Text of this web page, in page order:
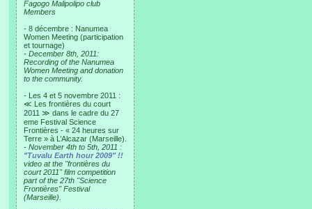
Fagogo Malipolipo club
Members
- 8 décembre : Nanumea
Women Meeting (participation
et tournage)
- December 8th, 2011:
Recording of the Nanumea
Women Meeting and donation
to the community.
- Les 4 et 5 novembre 2011 :
≪ Les frontières du court
2011 ≫ dans le cadre du 27
eme Festival Science
Frontières - « 24 heures sur
Terre » à L’Alcazar (Marseille).
- November 4th to 5th, 2011 :
"Tuvalu Earth hour 2009" !!
video at the "frontières du
court 2011" film competition
part of the 27th "Science
Frontières" Festival
(Marseille).